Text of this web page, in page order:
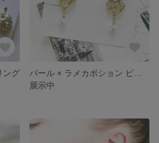
ング
展示中